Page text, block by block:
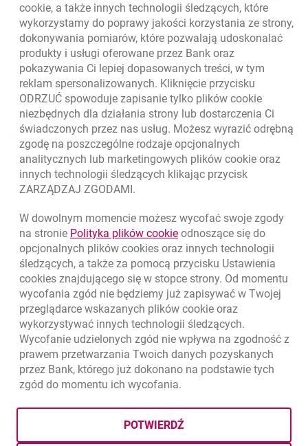
Złóż wniosek przez internet
Skontaktuj się ze Specjalistą
O banku
Kursy wymiany walut
Kursy wymiany walut. Data aktualizacji: 6.08.2026, 12:54:32
WALUTA KUPNO SPRZEDAŻ
EUR 4.1358 4.4581
USD 3.8639
CHF 4.4248 4.7696
GBP 4.8262 5.2023
6.08.2026, 12:54:32
Odpowiedzialny biznes
Regulacje zewnętrzne
Ochrona danychotwiera się w nowej karcie
Ustawieniacookies
Mapa stronyotwiera się w nowej karcie
cookie, a także innych technologii śledzących, które
wykorzystamy do poprawy jakości korzystania ze strony,
dokonywania pomiarów, które pozwalają udoskonalać
produkty i usługi oferowane przez Bank oraz
pokazywania Ci lepiej dopasowanych treści, w tym
reklam spersonalizowanych. Kliknięcie przycisku
ODRZUĆ spowoduje zapisanie tylko plików cookie
niezbędnych dla działania strony lub dostarczenia Ci
świadczonych przez nas usług. Możesz wyrazić odrębną
zgodę na poszczególne rodzaje opcjonalnych
analitycznych lub marketingowych plików cookie oraz
innych technologii śledzących klikając przycisk
ZARZĄDZAJ ZGODAMI.
W dowolnym momencie możesz wycofać swoje zgody
na stronie Polityka plików cookielink otwiera się w nowym
odnoszące się do
opcjonalnych plików cookies oraz innych technologii
śledzących, a także za pomocą przycisku Ustawienia
cookies znajdującego się w stopce strony. Od momentu
wycofania zgód nie będziemy już zapisywać w Twojej
przeglądarce wskazanych plików cookie oraz
wykorzystywać innych technologii śledzących.
Wycofanie udzielonych zgód nie wpływa na zgodność z
prawem przetwarzania Twoich danych pozyskanych
przez Bank, którego już dokonano na podstawie tych
zgód do momentu ich wycofania.
POTWIERDŹ